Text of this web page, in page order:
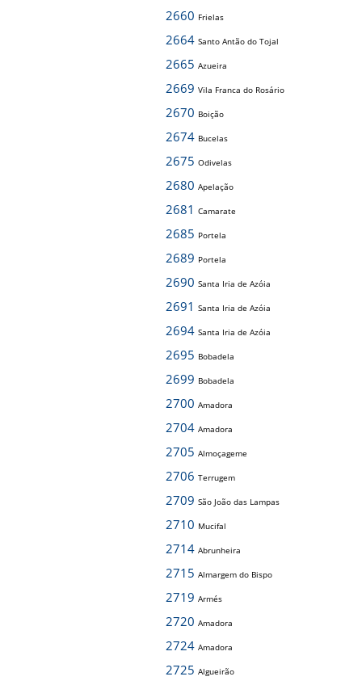
2660 Frielas
2664 Santo Antão do Tojal
2665 Azueira
2669 Vila Franca do Rosário
2670 Boição
2674 Bucelas
2675 Odivelas
2680 Apelação
2681 Camarate
2685 Portela
2689 Portela
2690 Santa Iria de Azóia
2691 Santa Iria de Azóia
2694 Santa Iria de Azóia
2695 Bobadela
2699 Bobadela
2700 Amadora
2704 Amadora
2705 Almoçageme
2706 Terrugem
2709 São João das Lampas
2710 Mucifal
2714 Abrunheira
2715 Almargem do Bispo
2719 Armés
2720 Amadora
2724 Amadora
2725 Algueirão